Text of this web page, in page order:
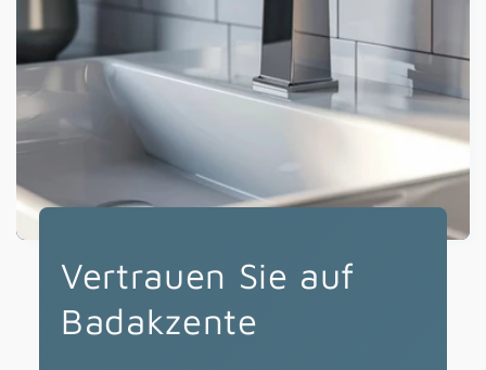
Vertrauen Sie auf
Badakzente